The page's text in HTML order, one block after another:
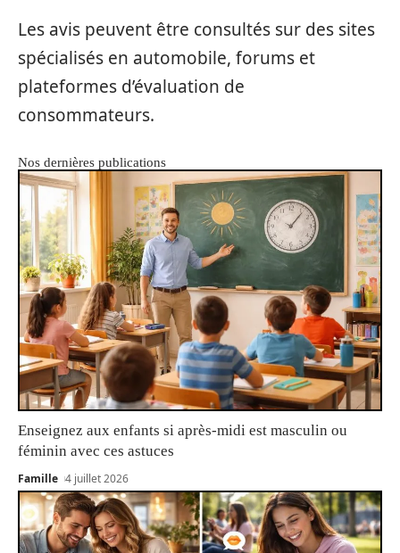
Les avis peuvent être consultés sur des sites
spécialisés en automobile, forums et
plateformes d’évaluation de
consommateurs.
Nos dernières publications
Enseignez aux enfants si après-midi est masculin ou
féminin avec ces astuces
Famille 4 juillet 2026